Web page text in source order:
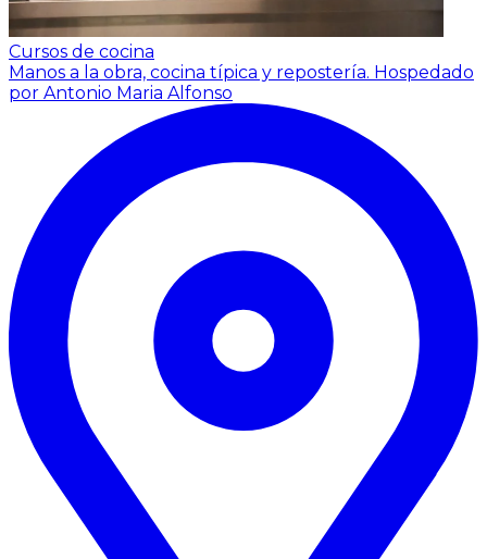
Cursos de cocina
Manos a la obra, cocina típica y repostería. Hospedado
por Antonio Maria Alfonso